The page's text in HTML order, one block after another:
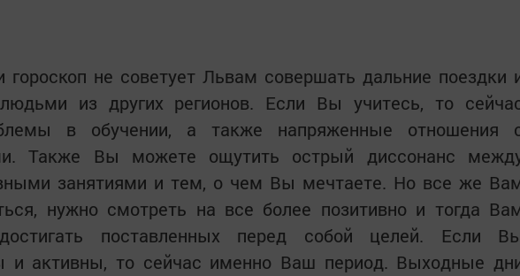
гороскоп не советует Львам совершать дальние поездки
из других регионов. Если Вы учитесь, то
в обучении, а также напряженные отношения
Также Вы можете ощутить острый диссонанс
занятиями и тем, о чем Вы мечтаете. Но все же
нужно смотреть на все более позитивно и тогда
поставленных перед собой целей. Если
и активны, то сейчас именно Ваш период. Выходные